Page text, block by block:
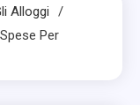
Alloggi
Per